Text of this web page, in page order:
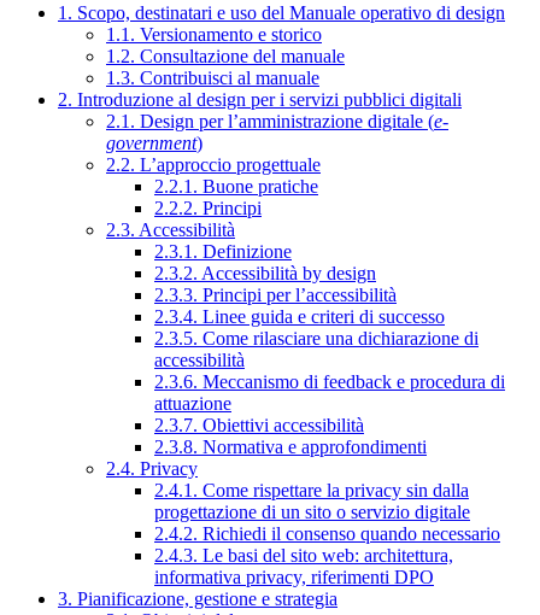
1. Scopo, destinatari e uso del Manuale operativo di design
1.1. Versionamento e storico
1.2. Consultazione del manuale
1.3. Contribuisci al manuale
2. Introduzione al design per i servizi pubblici digitali
2.1. Design per l’amministrazione digitale (e-
government)
2.2. L’approccio progettuale
2.2.1. Buone pratiche
2.2.2. Principi
2.3. Accessibilità
2.3.1. Definizione
2.3.2. Accessibilità by design
2.3.3. Principi per l’accessibilità
2.3.4. Linee guida e criteri di successo
2.3.5. Come rilasciare una dichiarazione di
accessibilità
2.3.6. Meccanismo di feedback e procedura di
attuazione
2.3.7. Obiettivi accessibilità
2.3.8. Normativa e approfondimenti
2.4. Privacy
2.4.1. Come rispettare la privacy sin dalla
progettazione di un sito o servizio digitale
2.4.2. Richiedi il consenso quando necessario
2.4.3. Le basi del sito web: architettura,
informativa privacy, riferimenti DPO
3. Pianificazione, gestione e strategia